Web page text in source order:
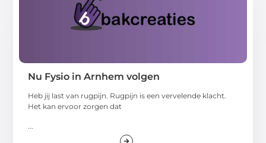
Nu Fysio in Arnhem volgen
Heb jij last van rugpijn. Rugpijn is een vervelende klacht.
Het kan ervoor zorgen dat